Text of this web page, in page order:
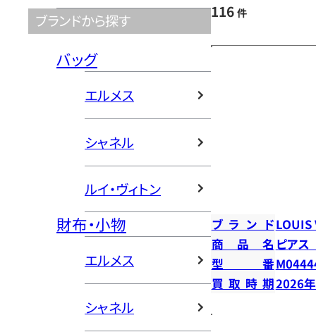
ブランドから探す
バッグ
エルメス
シャネル
ルイ・ヴィトン
財布・小物
エルメス
シャネル
116 件
ブランドLOUIS
商品名 ピアス
型番
買取時期2026